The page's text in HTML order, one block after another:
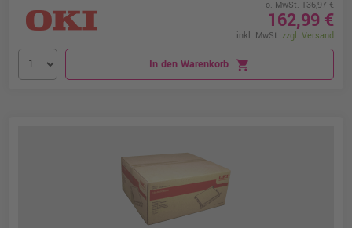
o. MwSt. 136,97 €
162,99 €
inkl. MwSt. zzgl. Versand
In den Warenkorb shopping_cart